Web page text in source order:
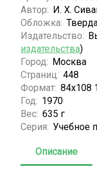
Автор: И. Х.
Обложка:
Издательство:
издательства)
Город: Москва
Страниц: 448
Формат: 84x108
Год: 1970
Вес: 635 г
Серия: Учебное
Описание